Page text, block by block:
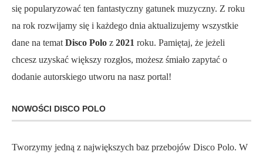
się popularyzować ten fantastyczny gatunek muzyczny. Z roku
na rok rozwijamy się i każdego dnia aktualizujemy wszystkie
dane na temat Disco Polo z 2021 roku. Pamiętaj, że jeżeli
chcesz uzyskać większy rozgłos, możesz śmiało zapytać o
dodanie autorskiego utworu na nasz portal!
NOWOŚCI DISCO POLO
Tworzymy jedną z największych baz przebojów Disco Polo. W